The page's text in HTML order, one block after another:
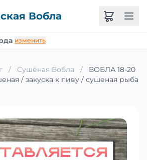
Вобла
изменить
/ Сушёная Вобла /
ВОБЛА 18-20
/ закуска к пиву / сушеная рыба